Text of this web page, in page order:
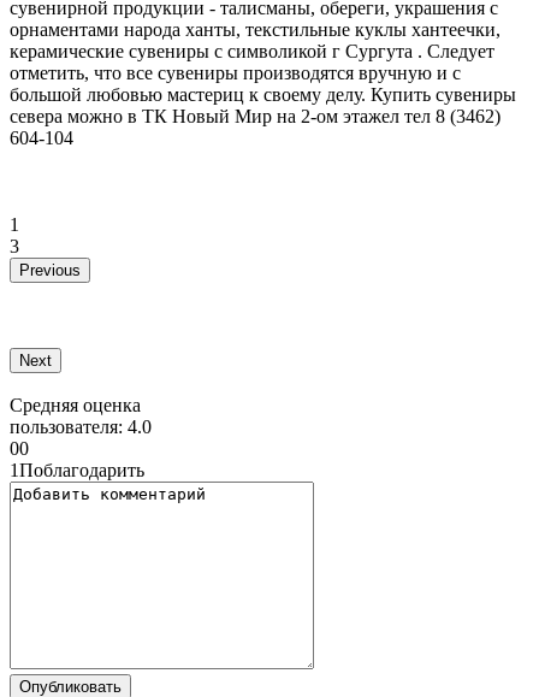
сувенирной продукции - талисманы, обереги, украшения с
орнаментами народа ханты, текстильные куклы хантеечки,
керамические сувениры с символикой г Сургута . Следует
отметить, что все сувениры производятся вручную и с
большой любовью мастериц к своему делу. Купить сувениры
севера можно в ТК Новый Мир на 2-ом этажел тел 8 (3462)
604-104
1
3
Previous
Next
Средняя оценка
пользователя: 4.0
00
1Поблагодарить